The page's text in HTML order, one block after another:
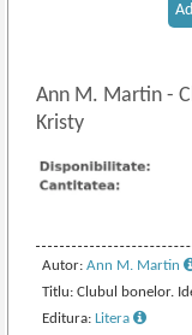
Ann M. Martin-
Kristy
Autor:Ann M. Martin
Titlu: Clubul bonelor.
Editura:Litera